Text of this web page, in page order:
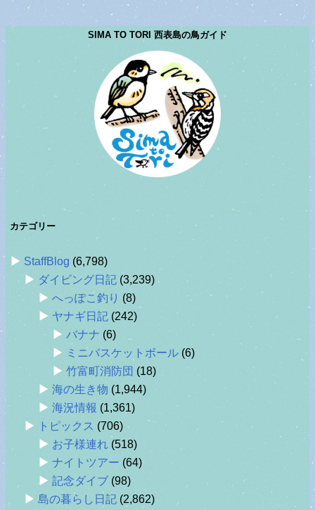
SIMA TO TORI 西表島の鳥ガイド
カテゴリー
StaffBlog (6,798)
ダイビング日記 (3,239)
へっぽこ釣り (8)
ヤナギ日記(242)
バナナ (6)
ミニバスケットボール (6)
竹富町消防団 (18)
海の生き物 (1,944)
海況情報 (1,361)
トピックス (706)
お子様連れ (518)
ナイトツアー (64)
記念ダイブ (98)
島の暮らし日記 (2,862)